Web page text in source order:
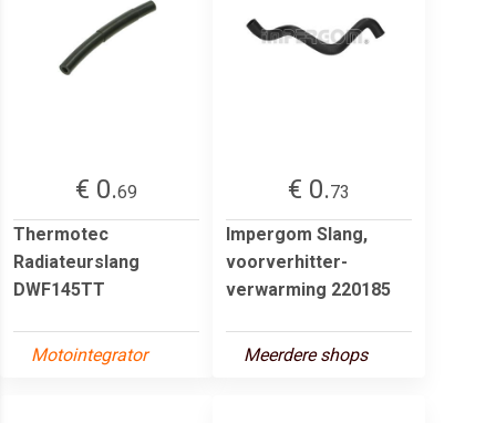
€ 0.69
Thermotec
Radiateurslang
DWF145TT
Motointegrator
€ 0.73
Impergom Slang,
voorverhitter-
verwarming 220185
Meerdere shops